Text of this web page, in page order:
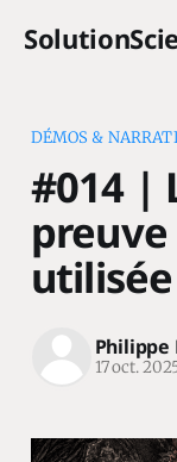
DÉMOS &
#014 |
Philippe
17 oct.